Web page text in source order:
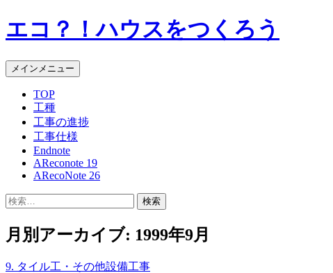
エコ？！ハウスをつくろう
検
索
メインメニュー コ
ツ
キ
ッ
プ
TOP
工種
工事の進捗
工事仕様
Endnote
AReconote 19
ARecoNote 26
検
月別アーカイブ: 1999年9月
9. タイル工・その他設備工事